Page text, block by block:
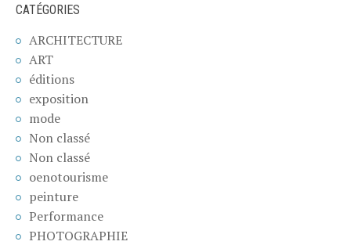
CATÉGORIES
ARCHITECTURE
ART
éditions
exposition
mode
Non classé
Non classé
oenotourisme
peinture
Performance
PHOTOGRAPHIE